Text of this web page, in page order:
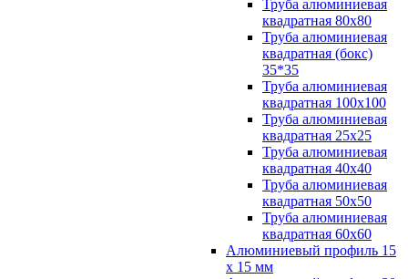
Труба алюминиевая
квадратная 80х80
Труба алюминиевая
квадратная (бокс)
35*35
Труба алюминиевая
квадратная 100х100
Труба алюминиевая
квадратная 25х25
Труба алюминиевая
квадратная 40х40
Труба алюминиевая
квадратная 50х50
Труба алюминиевая
квадратная 60х60
Алюминиевый профиль 15
х 15 мм